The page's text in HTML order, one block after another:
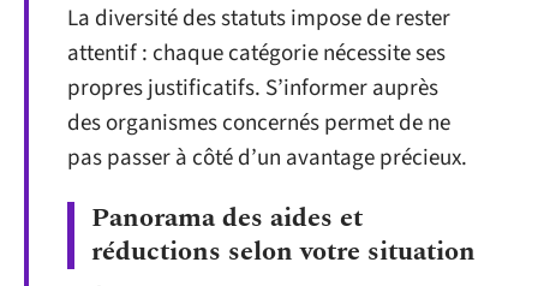
La diversité des statuts impose de rester
attentif : chaque catégorie nécessite ses
propres justificatifs. S’informer auprès
des organismes concernés permet de ne
pas passer à côté d’un avantage précieux.
Panorama des aides et
réductions selon votre situation